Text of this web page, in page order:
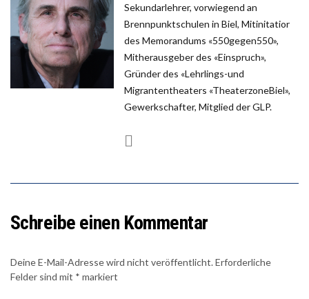
Sekundarlehrer, vorwiegend an
Brennpunktschulen in Biel, Mitinitatior
des Memorandums «550gegen550»,
Mitherausgeber des «Einspruch»,
Gründer des «Lehrlings-und
Migrantentheaters «TheaterzoneBiel»,
Gewerkschafter, Mitglied der GLP.
Schreibe einen Kommentar
Deine E-Mail-Adresse wird nicht veröffentlicht.Erforderliche
Felder sind mit * markiert